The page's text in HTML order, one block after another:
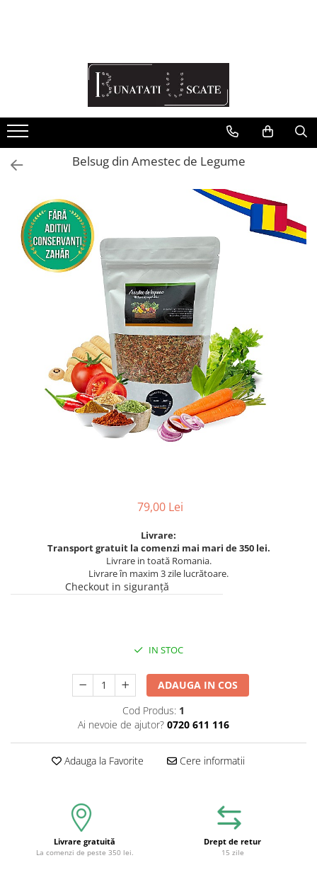
Condimente
Fructe
Pulberi
Belsug din Amestec de Legume
79,00 Lei
Livrare:
Transport gratuit la comenzi mai mari de 350 lei.
Livrare in toată Romania.
Livrare în maxim 3 zile lucrătoare.
Checkout in siguranță
IN STOC
ADAUGA IN COS
Cod Produs: 1
Ai nevoie de ajutor? 0720 611 116
Adauga la Favorite Cere informatii
Livrare gratuită
La comenzi de peste 350 lei.
Drept de retur
15 zile